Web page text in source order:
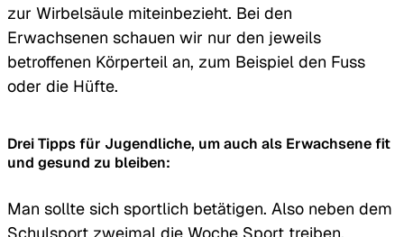
zur Wirbelsäule miteinbezieht. Bei den
Erwachsenen schauen wir nur den jeweils
betroffenen Körperteil an, zum Beispiel den Fuss
oder die Hüfte.
Drei Tipps für Jugendliche, um auch als Erwachsene fit
und gesund zu bleiben:
Man sollte sich sportlich betätigen. Also neben dem
Schulsport zweimal die Woche Sport treiben.